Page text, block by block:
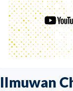
Ilmuwan